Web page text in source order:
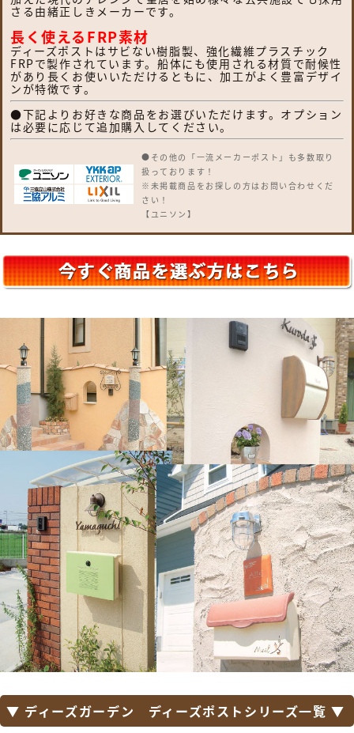
さる由緒正しきメーカーです。
長く使えるFRP素材
ディーズポストはサビない樹脂製、強化繊維プラスチック
FRPで製作されています。船体にも使用される材質で耐候性
があり長くお使いいただけるともに、加工がよく豊富デザイ
ンが特徴です。
●下記よりお好きな商品をお選びいただけます。オプション
は必要に応じて追加購入してください。
●その他の「一流メーカーポスト」も多数取り
扱っております！
※未掲載商品をお探しの方はお問い合わせくだ
さい！
【ユニソン】
サ・テラII・プラスト・ヴィコDB・ヴィコ
WH・ヴィコBI・アンテ・ラディ・ヴィルク・
イオス・ルージュ・コラーナ・オスト・リー
ルシアス 宅配ボックス・ポスティモ 宅配ボック
ス・独立型ポスト フィッテ・ポスティモ・G3
型・G4型・エクステリアポスト T4型・T5型・
T6B型・T9型・T9R型・T9L型・T10型・T11
型・T12型・T13型・T14型・プリュード ポス
ト・FX01型・FX02型・FX03型・Jポスト・
HS1型・BA14型・
【三協アルミ】
SWE型・SWC型・JWHP型・SMA型・SWM-S
型・SWD型・STS-1N型・STS-2N型・KA型・
BA型・HA型・HS型・OS型・SON型・SOV
型・SOR型・SKU型
【LIXIL / リクシル】
宅配ボックスKT・宅配ボックスKL・スマート宅
配ポスト・ネクストポスト L-1型・エクスポス
ト グレイス・FS・ヴェール・ハングス・プレイ
ン・フラット横型ポスト・アクシィ横型ポス
ト・セキュリティ縦型ポスト・フラット縦型ポ
スト・スリム縦型ポスト・縦型ポスト・箱型タ
イプ・口金タイプ・アメリカンポスト・アメリ
カンタイプ・TOEXポスト
【オンリーワン クラブ エクステリア】
ハイビポスト・グランスタンド・オーパス クー
ル・パーサス ネオ・ジョイ・クラッシー スクエ
ア・クーリエ・和の文・ナミプラス アール・ソ
ファイン ウッド・ノイエキューブ・ライク・テ
ィンバー・モリビア・カーブス・ソニック・ゼ
ラフィーニ・イルヴァリオ グレイン・クレール
▼ ディーズガーデン ディーズポストシリーズ一覧 ▼